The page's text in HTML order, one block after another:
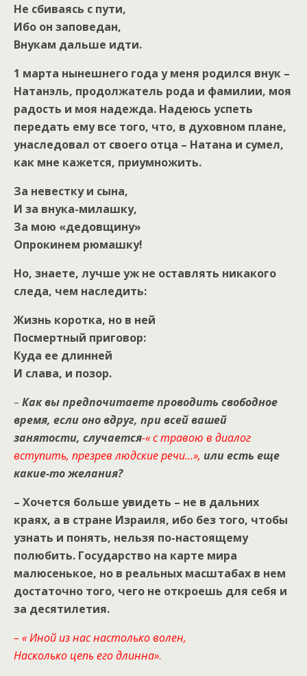
Не сбиваясь с пути,
Ибо он заповедан,
Внукам дальше идти.
1 марта нынешнего года у меня родился внук –
Натанэль, продолжатель рода и фамилии, моя
радость и моя надежда. Надеюсь успеть
передать ему все того, что, в духовном плане,
унаследовал от своего отца – Натана и сумел,
как мне кажется, приумножить.
За невестку и сына,
И за внука-милашку,
За мою «дедовщину»
Опрокинем рюмашку!
Но, знаете, лучше уж не оставлять никакого
следа, чем наследить:
Жизнь коротка, но в ней
Посмертный приговор:
Куда ее длинней
И слава, и позор.
– Как вы предпочитаете проводить свободное
время, если оно вдруг, при всей вашей
занятости, случается-« с травою в диалог
вступить, презрев людские речи…», или есть еще
какие-то желания?
– Хочется больше увидеть – не в дальних
краях, а в стране Израиля, ибо без того, чтобы
узнать и понять, нельзя по-настоящему
полюбить. Государство на карте мира
малюсенькое, но в реальных масштабах в нем
достаточно того, чего не откроешь для себя и
за десятилетия.
– « Иной из нас настолько волен,
Насколько цепь его длинна».